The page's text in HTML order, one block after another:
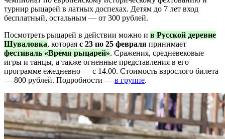
турнир рыцарей в латных доспехах. Детям до 7 лет вход
бесплатный, остальным — от 300 рублей.
Посмотреть рыцарей в действии можно и в Русской деревне
Шуваловка, которая с 23 по 25 февраля принимает
фестиваль «Время рыцарей». Сражения, средневековые
игры и танцы, а также огненные представления в его
программе ежедневно — с 14.00. Стоимость взрослого билета
— 800 рублей. Подробности — в группе.